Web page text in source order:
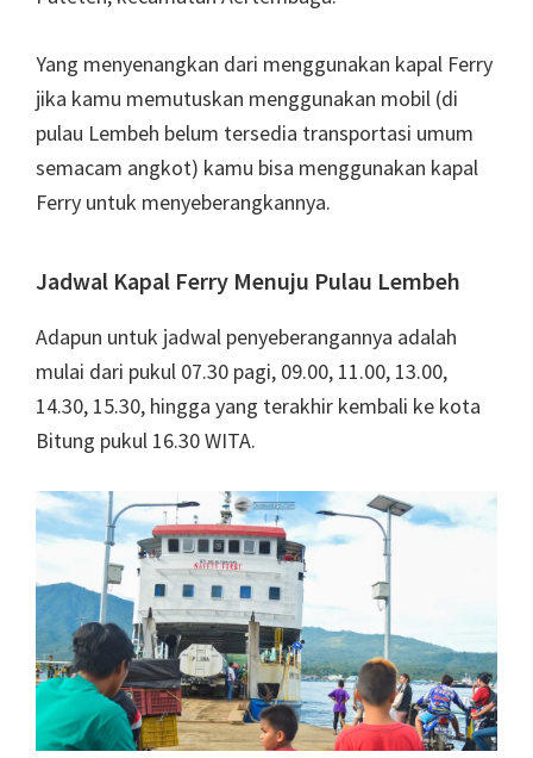
Yang menyenangkan dari menggunakan kapal Ferry
jika kamu memutuskan menggunakan mobil (di
pulau Lembeh belum tersedia transportasi umum
semacam angkot) kamu bisa menggunakan kapal
Ferry untuk menyeberangkannya.
Jadwal Kapal Ferry Menuju Pulau Lembeh
Adapun untuk jadwal penyeberangannya adalah
mulai dari pukul 07.30 pagi, 09.00, 11.00, 13.00,
14.30, 15.30, hingga yang terakhir kembali ke kota
Bitung pukul 16.30 WITA.